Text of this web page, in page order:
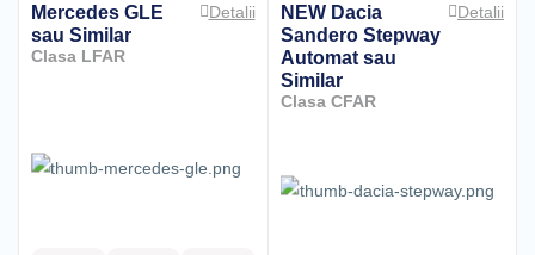
Mercedes GLE
sau Similar
Clasa LFAR
Detalii
NEW Dacia
Sandero Stepway
Automat sau
Similar
Clasa CFAR
Detalii